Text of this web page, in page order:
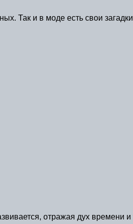
Так и в моде есть свои
отражая дух времени